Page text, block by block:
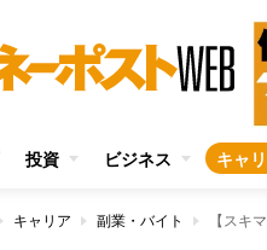
投資 ビジネス キャ
キャリア 副業・バイト